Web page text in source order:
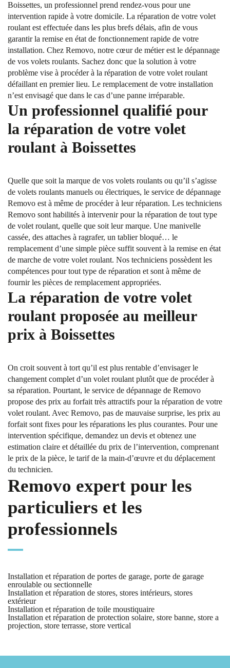
Boissettes, un professionnel prend rendez-vous pour une
intervention rapide à votre domicile. La réparation de votre volet
roulant est effectuée dans les plus brefs délais, afin de vous
garantir la remise en état de fonctionnement rapide de votre
installation. Chez Removo, notre cœur de métier est le dépannage
de vos volets roulants. Sachez donc que la solution à votre
problème vise à procéder à la réparation de votre volet roulant
défaillant en premier lieu. Le remplacement de votre installation
n’est envisagé que dans le cas d’une panne irréparable.
Un professionnel qualifié pour
la réparation de votre volet
roulant à Boissettes
Quelle que soit la marque de vos volets roulants ou qu’il s’agisse
de volets roulants manuels ou électriques, le service de dépannage
Removo est à même de procéder à leur réparation. Les techniciens
Removo sont habilités à intervenir pour la réparation de tout type
de volet roulant, quelle que soit leur marque. Une manivelle
cassée, des attaches à ragrafer, un tablier bloqué… le
remplacement d’une simple pièce suffit souvent à la remise en état
de marche de votre volet roulant. Nos techniciens possèdent les
compétences pour tout type de réparation et sont à même de
fournir les pièces de remplacement appropriées.
La réparation de votre volet
roulant proposée au meilleur
prix à Boissettes
On croit souvent à tort qu’il est plus rentable d’envisager le
changement complet d’un volet roulant plutôt que de procéder à
sa réparation. Pourtant, le service de dépannage de Removo
propose des prix au forfait très attractifs pour la réparation de votre
volet roulant. Avec Removo, pas de mauvaise surprise, les prix au
forfait sont fixes pour les réparations les plus courantes. Pour une
intervention spécifique, demandez un devis et obtenez une
estimation claire et détaillée du prix de l’intervention, comprenant
le prix de la pièce, le tarif de la main-d’œuvre et du déplacement
du technicien.
Removo expert pour les
particuliers et les
professionnels
Installation et réparation de portes de garage, porte de garage
enroulable ou sectionnelle
Installation et réparation de stores, stores intérieurs, stores
extérieur
Installation et réparation de toile moustiquaire
Installation et réparation de protection solaire, store banne, store a
projection, store terrasse, store vertical